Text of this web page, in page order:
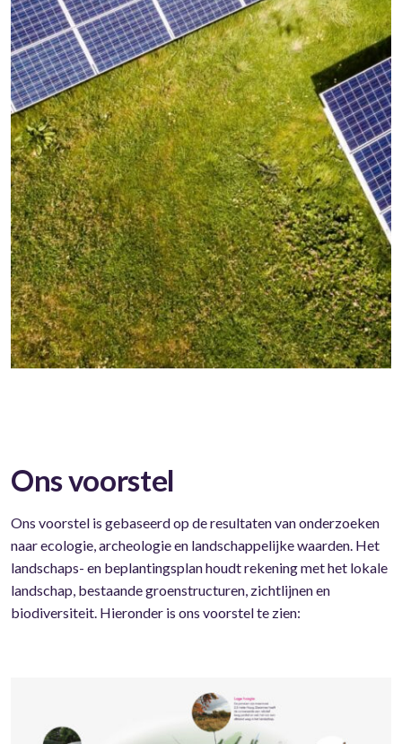
Ons voorstel
Ons voorstel is gebaseerd op de resultaten van onderzoeken
naar ecologie, archeologie en landschappelijke waarden. Het
landschaps- en beplantingsplan houdt rekening met het lokale
landschap, bestaande groenstructuren, zichtlijnen en
biodiversiteit. Hieronder is ons voorstel te zien: